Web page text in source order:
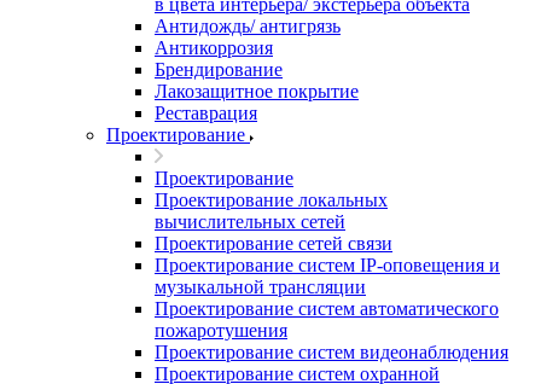
в цвета интерьера/ экстерьера объекта
Антидождь/ антигрязь
Антикоррозия
Брендирование
Лакозащитное покрытие
Реставрация
Проектирование
Проектирование
Проектирование локальных
вычислительных сетей
Проектирование сетей связи
Проектирование систем IP-оповещения и
музыкальной трансляции
Проектирование систем автоматического
пожаротушения
Проектирование систем видеонаблюдения
Проектирование систем охранной